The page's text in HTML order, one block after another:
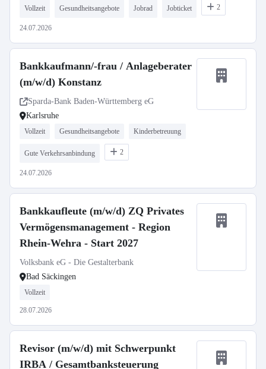
Vollzeit Gesundheitsangebote Jobrad Jobticket 2
24.07.2026
Bankkaufmann/-frau / Anlageberater
(m/w/d) Konstanz
Sparda-Bank Baden-Württemberg eG
Karlsruhe
Vollzeit Gesundheitsangebote Kinderbetreuung
Gute Verkehrsanbindung 2
24.07.2026
Bankkaufleute (m/w/d) ZQ Privates
Vermögensmanagement - Region
Rhein-Wehra - Start 2027
Volksbank eG - Die Gestalterbank
Bad Säckingen
Vollzeit
28.07.2026
Revisor (m/w/d) mit Schwerpunkt
IRBA / Gesamtbanksteuerung